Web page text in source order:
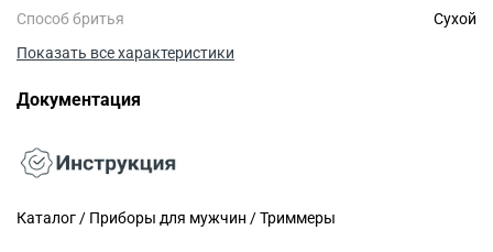
Способ бритья
Сухой
Показать все характеристики
Документация
Каталог / Приборы для мужчин / Триммеры